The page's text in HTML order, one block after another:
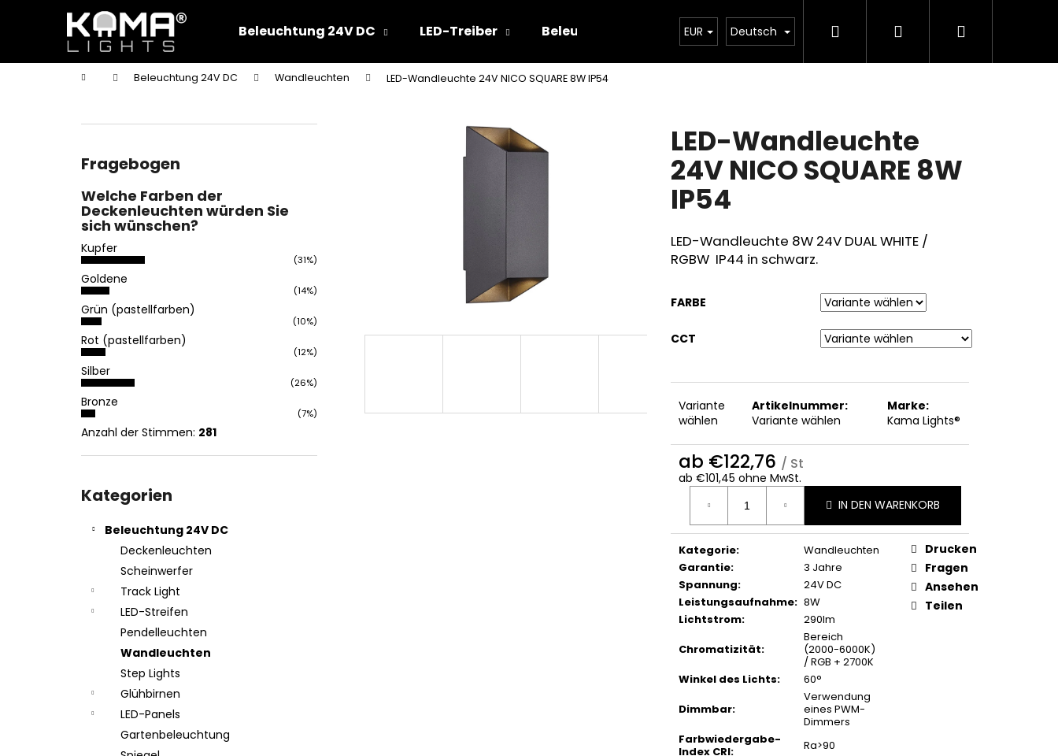
Beleuchtung 24V DC LED-Treiber Beleuchtungskonzepte Beleuchtungsrechner
EUR Deutsch SuchenLogin Warenkorb
StartseiteBeleuchtung 24V DC Wandleuchten LED-Wandleuchte 24V NICO SQUARE 8W IP54
Fragebogen
Welche Farben der
Deckenleuchten würden Sie
sich wünschen?
Kupfer
(31%)
Goldene
(14%)
Grün (pastellfarben)
(10%)
Rot (pastellfarben)
(12%)
Silber
(26%)
Bronze
(7%)
Anzahl der Stimmen: 281
überspringen
Kategorien
Beleuchtung 24V DC
Deckenleuchten
Scheinwerfer
Track Light
LED-Streifen
Pendelleuchten
Wandleuchten
Step Lights
Glühbirnen
LED-Panels
Gartenbeleuchtung
LED-Wandleuchte
24V NICO SQUARE 8W
IP54
LED-Wandleuchte 8W 24V DUAL WHITE /
RGBW IP44 in schwarz.
FARBE
CCT
Variante
wählen
Artikelnummer:
Variante wählen
Marke:
Kama Lights®
ab €122,76 / St
ab €101,45 ohne MwSt.
Verkaufspreis:
IN DEN WARENKORB
Kategorie:
Wandleuchten
Garantie:
3 Jahre
Spannung:
24V DC
Leistungsaufnahme: 8W
Lichtstrom:
290lm
Chromatizität:
Bereich
(2000-6000K)
/ RGB + 2700K
Winkel des Lichts:
60°
Dimmbar:
Verwendung
eines PWM-
Dimmers
Farbwiedergabe-
Index CRI:
Ra>90
Drucken
Fragen
Ansehen
Teilen
e
Zurück
zum
Zurück
zum
Was suchen Sie?